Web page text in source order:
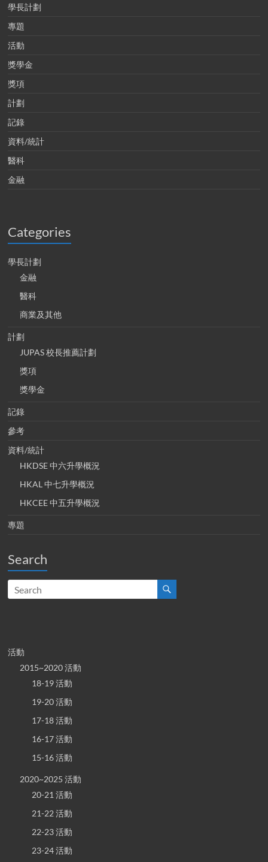
學長計劃
專題
活動
獎學金
獎項
計劃
記錄
資料/統計
醫科
金融
Categories
學長計劃
金融
醫科
商業及其他
計劃
JUPAS 校長推薦計劃
獎項
獎學金
記錄
參考
資料/統計
HKDSE 中六升學概況
HKAL 中七升學概況
HKCEE 中五升學概況
專題
Search
活動
2015~2020 活動
18-19 活動
19-20 活動
17-18 活動
16-17 活動
15-16 活動
2020~2025 活動
20-21 活動
21-22 活動
22-23 活動
23-24 活動